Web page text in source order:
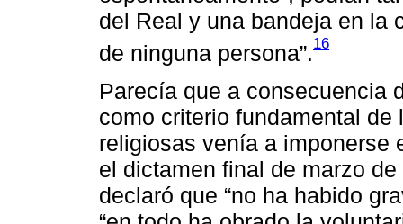
del Real y una bandeja en la
de ninguna persona”.16
Parecía que a consecuencia
como criterio fundamental
religiosas venía a imponerse
el dictamen final de marzo
declaró que “no ha habido